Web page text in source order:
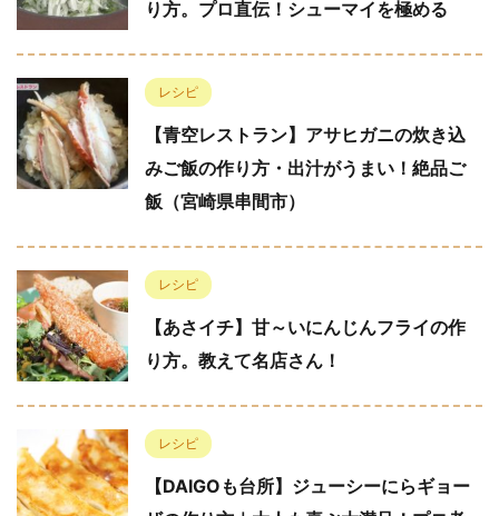
り方。プロ直伝！シューマイを極める
レシピ
【青空レストラン】アサヒガニの炊き込
みご飯の作り方・出汁がうまい！絶品ご
飯（宮崎県串間市）
レシピ
【あさイチ】甘～いにんじんフライの作
り方。教えて名店さん！
レシピ
【DAIGOも台所】ジューシーにらギョー